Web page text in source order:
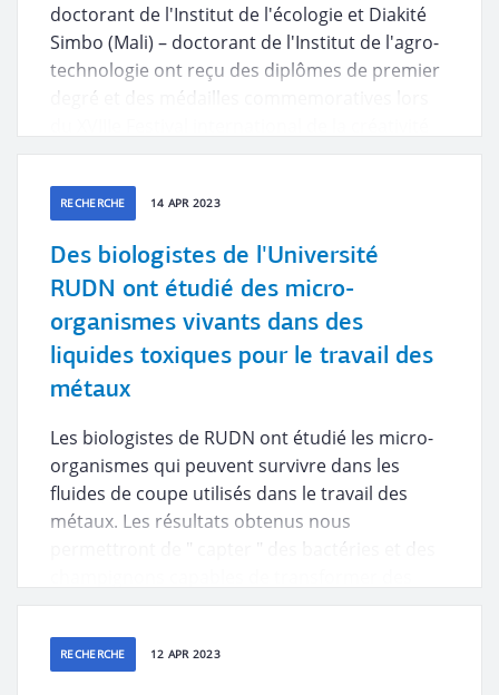
doctorant de l'Institut de l'écologie et Diakité
Simbo (Mali) – doctorant de l'Institut de l'agro-
technologie ont reçu des diplômes de premier
degré et des médailles commemoratives lors
des jeunes «Personne devant!». Les jeunes
scientifiques ont parlé de leurs recherches.
RECHERCHE 14 APR 2023
Des biologistes de l'Université
RUDN ont étudié des micro-
organismes vivants dans des
liquides toxiques pour le travail des
métaux
Les biologistes de RUDN ont étudié les micro-
organismes qui peuvent survivre dans les
fluides de coupe utilisés dans le travail des
métaux. Les résultats obtenus nous
permettront de " capter " des bactéries et des
fluides résiduaires toxiques en un produit
inoffensif.
RECHERCHE 12 APR 2023